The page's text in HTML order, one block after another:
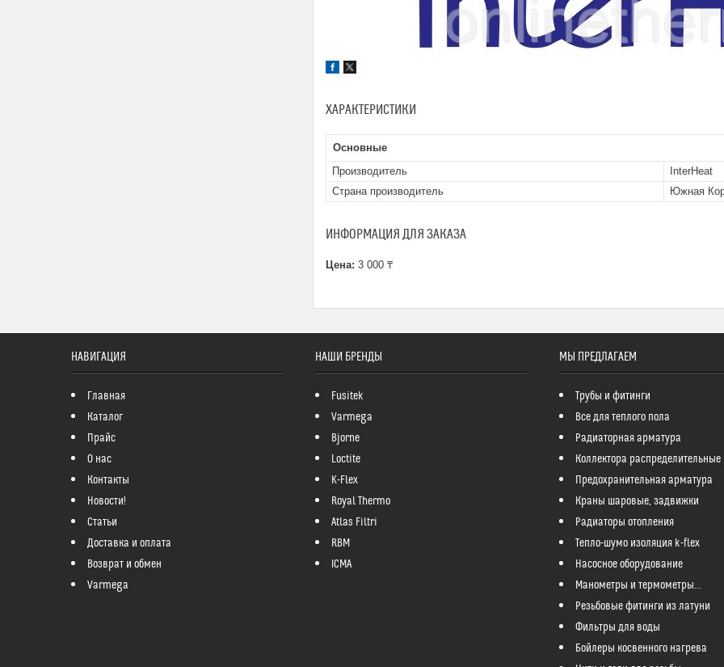
ХАРАКТЕРИСТИКИ
Основные
Производитель
InterHeat
Страна производитель
Южная
ИНФОРМАЦИЯ ДЛЯ ЗАКАЗА
Цена: 3 000 ₸
НАВИГАЦИЯ
Главная
Каталог
Прайс
О нас
Контакты
Новости!
Статьи
Доставка и оплата
Возврат и обмен
Varmega
НАШИ БРЕНДЫ
Fusitek
Varmega
Bjorne
Loctite
K-Flex
Royal Thermo
Atlas Filtri
RBM
ICMA
МЫ ПРЕДЛАГАЕМ
Трубы и фитинги
Все для теплого пола
Радиаторная арматура
Коллектора распределительные
Предохранительная арматура
Краны шаровые, задвижки
Радиаторы отопления
Тепло-шумо изоляция k-flex
Насосное оборудование
Манометры и термометры...
Резьбовые фитинги из латуни
Фильтры для воды
Бойлеры косвенного нагрева